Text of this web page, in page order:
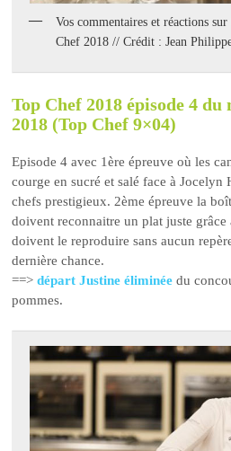
Vos commentaires et réactions
Chef 2018 // Crédit : Jean
Top Chef 2018 épisode 4
2018 (Top Chef 9×04)
Episode 4 avec 1ère épreuve où les
courge en sucré et salé face à Jocelyn
chefs prestigieux. 2ème épreuve la
doivent reconnaitre un plat juste
doivent le reproduire sans aucun
dernière chance.
==>départ Justine éliminée du
pommes.